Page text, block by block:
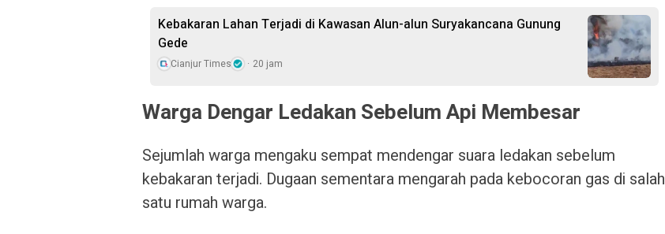
Kebakaran Lahan Terjadi di Kawasan Alun-alun Suryakancana Gunung
Gede
Cianjur Times 20 jam
Warga Dengar Ledakan Sebelum Api Membesar
Sejumlah warga mengaku sempat mendengar suara ledakan sebelum
kebakaran terjadi. Dugaan sementara mengarah pada kebocoran gas di salah
satu rumah warga.